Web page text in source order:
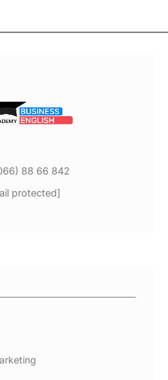
88 66 842
protected]